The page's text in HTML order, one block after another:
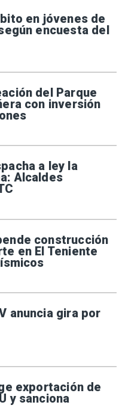
en jóvenes de
encuesta del
del Parque
con inversión
a ley la
Alcaldes
construcción
en El Teniente
anuncia gira por
exportación de
y sanciona